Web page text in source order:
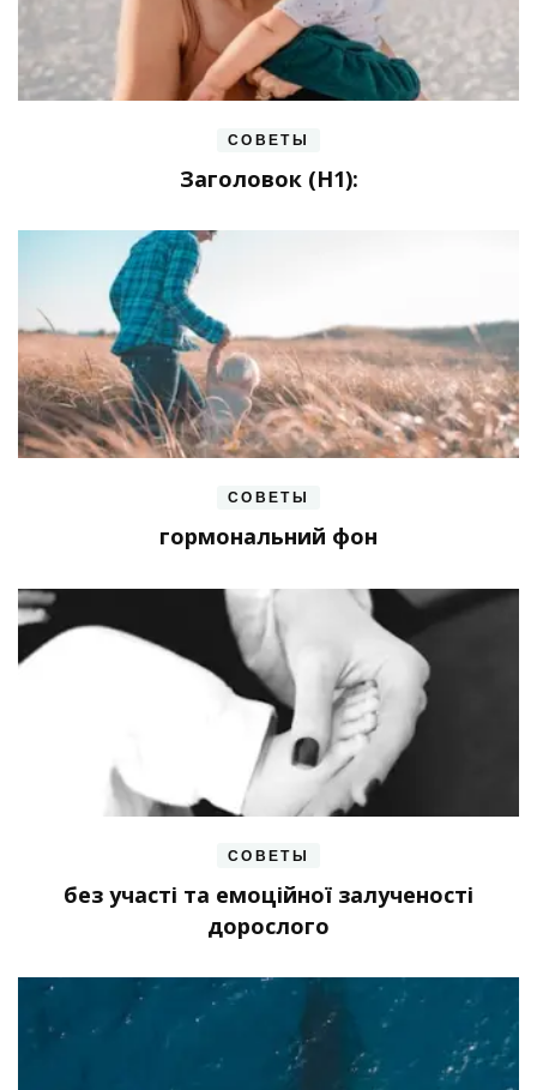
СОВЕТЫ
Заголовок (H1):
СОВЕТЫ
гормональний фон
СОВЕТЫ
без участі та емоційної залученості
дорослого